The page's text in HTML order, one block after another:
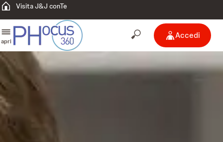
Visita J&J conTe
apri
Accedi